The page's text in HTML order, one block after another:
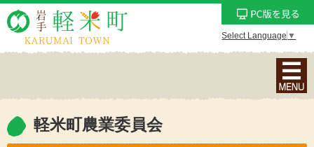
Select Language ▼
ナ
ビ
軽米町農業委員会